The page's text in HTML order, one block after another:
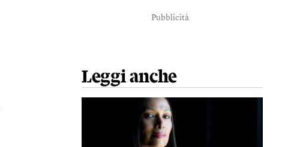
Pubblicità
Leggi anche